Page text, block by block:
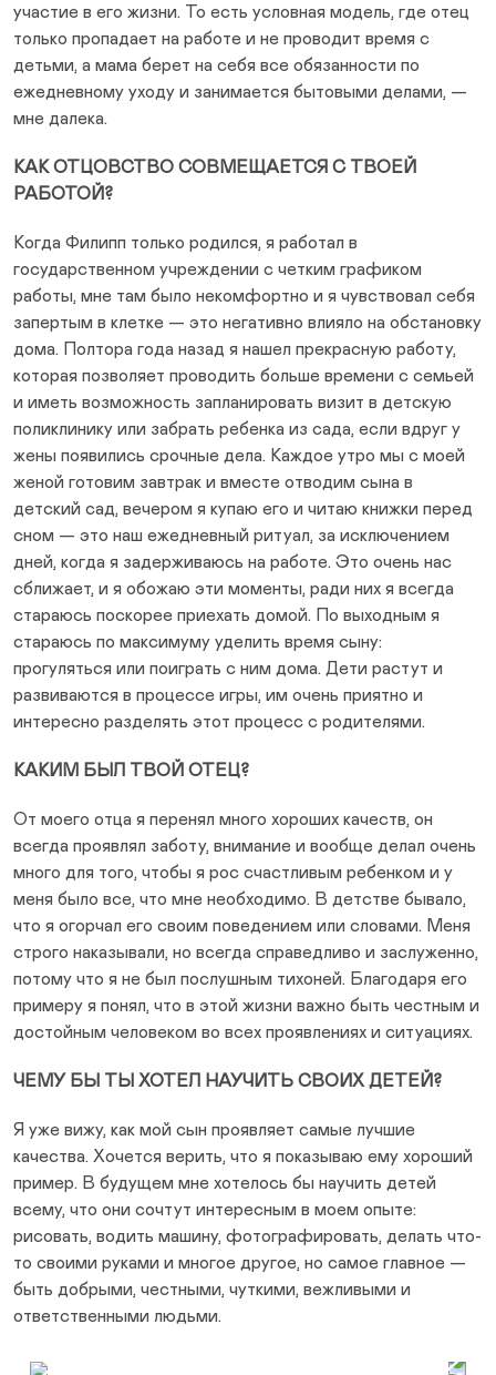
участие в его жизни. То есть условная модель, где отец
только пропадает на работе и не проводит время с
детьми, а мама берет на себя все обязанности по
ежедневному уходу и занимается бытовыми делами, —
мне далека.
КАК ОТЦОВСТВО СОВМЕЩАЕТСЯ С ТВОЕЙ
РАБОТОЙ?
Когда Филипп только родился, я работал в
государственном учреждении с четким графиком
работы, мне там было некомфортно и я чувствовал себя
запертым в клетке — это негативно влияло на обстановку
дома. Полтора года назад я нашел прекрасную работу,
которая позволяет проводить больше времени с семьей
и иметь возможность запланировать визит в детскую
поликлинику или забрать ребенка из сада, если вдруг у
жены появились срочные дела. Каждое утро мы с моей
женой готовим завтрак и вместе отводим сына в
детский сад, вечером я купаю его и читаю книжки перед
сном — это наш ежедневный ритуал, за исключением
дней, когда я задерживаюсь на работе. Это очень нас
сближает, и я обожаю эти моменты, ради них я всегда
стараюсь поскорее приехать домой. По выходным я
стараюсь по максимуму уделить время сыну:
прогуляться или поиграть с ним дома. Дети растут и
развиваются в процессе игры, им очень приятно и
интересно разделять этот процесс с родителями.
КАКИМ БЫЛ ТВОЙ ОТЕЦ?
От моего отца я перенял много хороших качеств, он
всегда проявлял заботу, внимание и вообще делал очень
много для того, чтобы я рос счастливым ребенком и у
меня было все, что мне необходимо. В детстве бывало,
что я огорчал его своим поведением или словами. Меня
строго наказывали, но всегда справедливо и заслуженно,
потому что я не был послушным тихоней. Благодаря его
примеру я понял, что в этой жизни важно быть честным и
достойным человеком во всех проявлениях и ситуациях.
ЧЕМУ БЫ ТЫ ХОТЕЛ НАУЧИТЬ СВОИХ ДЕТЕЙ?
Я уже вижу, как мой сын проявляет самые лучшие
качества. Хочется верить, что я показываю ему хороший
пример. В будущем мне хотелось бы научить детей
всему, что они сочтут интересным в моем опыте:
рисовать, водить машину, фотографировать, делать что-
то своими руками и многое другое, но самое главное —
быть добрыми, честными, чуткими, вежливыми и
ответственными людьми.